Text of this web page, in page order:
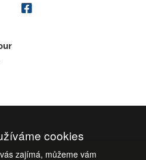
cookies
zajímá, můžeme vám